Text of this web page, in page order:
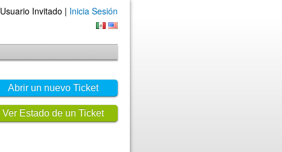
Usuario Invitado | Inicia Sesión
Abrir un nuevo Ticket
Ver Estado de un Ticket